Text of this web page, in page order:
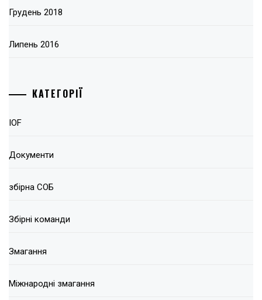
Грудень 2018
Липень 2016
КАТЕГОРІЇ
IOF
Документи
збірна СОБ
Збірні команди
Змагання
Міжнародні змагання